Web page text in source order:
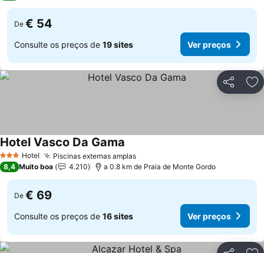
De € 54
Consulte os preços de 19 sites Ver preços
Partilhar
3 EstrelasHotel Piscinas externas amplas
Hotel Vasco Da Gama
8,4 Muito boa 4.210 a 0.8 km de Praia de Monte Gordo
De € 69
Consulte os preços de 16 sites Ver preços